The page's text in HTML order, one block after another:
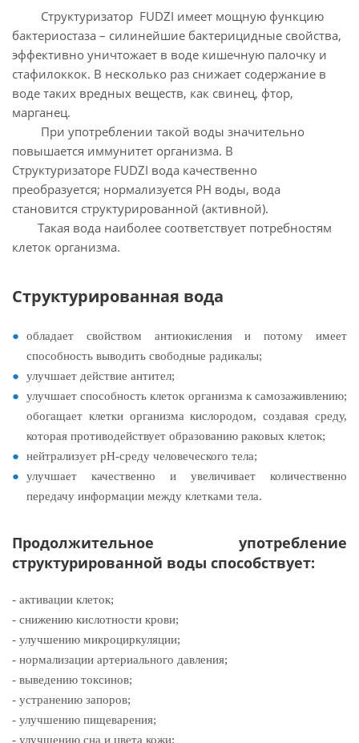
Структуризатор FUDZI имеет мощную функцию
бактериостаза – силинейшие бактерицидные свойства,
эффективно уничтожает в воде кишечную палочку и
стафилоккок. В несколько раз снижает содержание в
воде таких вредных веществ, как свинец, фтор,
марганец.
При употреблении такой воды значительно
повышается иммунитет организма. В
Структуризаторе FUDZI вода качественно
преобразуется; нормализуется РН воды, вода
становится структурированной (активной).
Такая вода наиболее соответствует потребностям
клеток организма.
Структурированная вода
обладает свойством антиокисления и потому имеет
способность выводить свободные радикалы;
улучшает действие антител;
улучшает способность клеток организма к самозаживлению;
обогащает клетки организма кислородом, создавая среду,
которая противодействует образованию раковых клеток;
нейтрализует pH-среду человеческого тела;
улучшает качественно и увеличивает количественно
передачу информации между клетками тела.
Продолжительное употребление
структурированной воды способствует:
- активации клеток;
- снижению кислотности крови;
- улучшению микроциркуляции;
- нормализации артериального давления;
- выведению токсинов;
- устранению запоров;
- улучшению пищеварения;
- улучшению сна и цвета кожи;